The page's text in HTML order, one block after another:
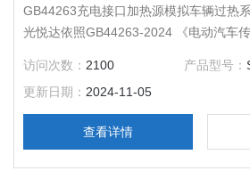
GB44263充电接口加热源模拟车辆过热
光悦达依照GB44263-2024 《电动汽车
设备安全要求，GB/T43332-2023。
访问次数： 2100 产品型号：
更新日期： 2024-11-05
查看详情